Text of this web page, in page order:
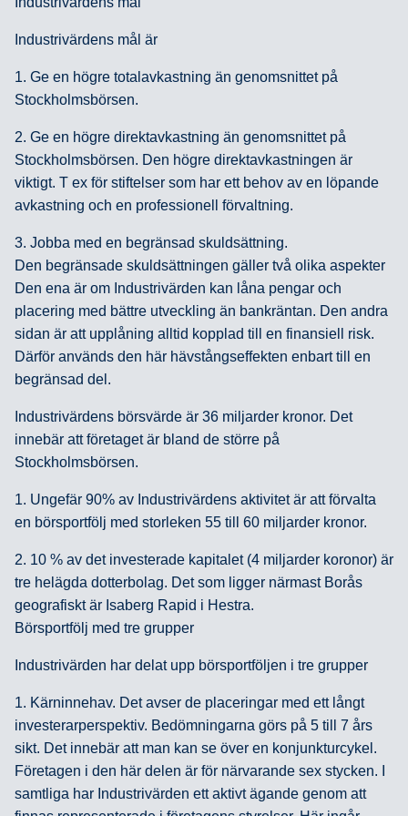
Industrivärdens mål är
1. Ge en högre totalavkastning än genomsnittet på
Stockholmsbörsen.
2. Ge en högre direktavkastning än genomsnittet på
Stockholmsbörsen. Den högre direktavkastningen är
viktigt. T ex för stiftelser som har ett behov av en löpande
avkastning och en professionell förvaltning.
3. Jobba med en begränsad skuldsättning.
Den begränsade skuldsättningen gäller två olika aspekter
Den ena är om Industrivärden kan låna pengar och
placering med bättre utveckling än bankräntan. Den andra
sidan är att upplåning alltid kopplad till en finansiell risk.
Därför används den här hävstångseffekten enbart till en
begränsad del.
Industrivärdens börsvärde är 36 miljarder kronor. Det
innebär att företaget är bland de större på
Stockholmsbörsen.
1. Ungefär 90% av Industrivärdens aktivitet är att förvalta
en börsportfölj med storleken 55 till 60 miljarder kronor.
2. 10 % av det investerade kapitalet (4 miljarder koronor) är
tre helägda dotterbolag. Det som ligger närmast Borås
geografiskt är Isaberg Rapid i Hestra.
Börsportfölj med tre grupper
Industrivärden har delat upp börsportföljen i tre grupper
1. Kärninnehav. Det avser de placeringar med ett långt
investerarperspektiv. Bedömningarna görs på 5 till 7 års
sikt. Det innebär att man kan se över en konjunkturcykel.
Företagen i den här delen är för närvarande sex stycken. I
samtliga har Industrivärden ett aktivt ägande genom att